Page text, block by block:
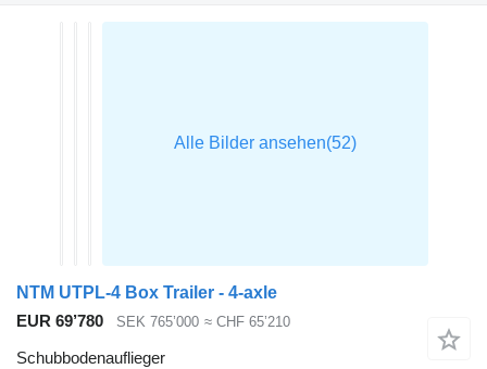
NTM UTPL-4 Box Trailer - 4-axle
EUR 69’780
SEK 765’000 ≈ CHF 65’210
Schubbodenauflieger